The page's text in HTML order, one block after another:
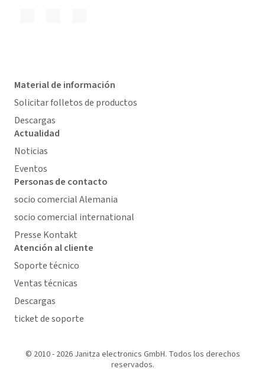
Material de información
Solicitar folletos de productos
Descargas
Actualidad
Noticias
Eventos
Personas de contacto
socio comercial Alemania
socio comercial international
Presse Kontakt
Atención al cliente
Soporte técnico
Ventas técnicas
Descargas
ticket de soporte
© 2010 - 2026 Janitza electronics GmbH. Todos los derechos
reservados.